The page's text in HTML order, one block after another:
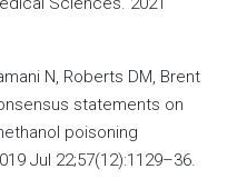
N, Roberts DM, Brent
statements on
poisoning
Jul 22;57(12):1129–36.